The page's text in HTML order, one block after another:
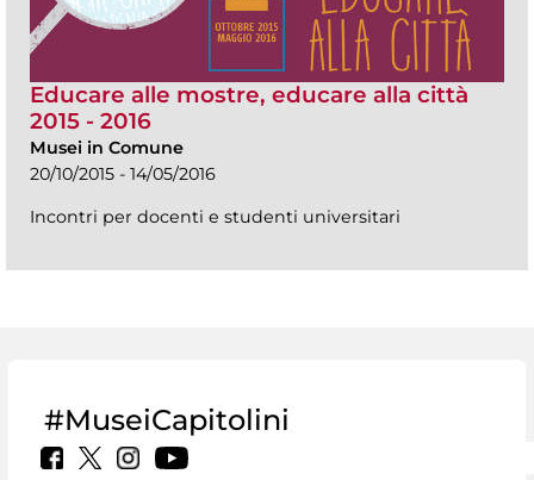
Educare alle mostre, educare alla città
2015 - 2016
Musei in Comune
20/10/2015 - 14/05/2016
Incontri per docenti e studenti universitari
#MuseiCapitolini